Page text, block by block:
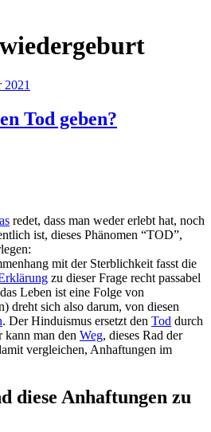
wiedergeburt
2021
Tod geben?
redet, dass man weder erlebt hat, noch
ist, dieses Phänomen “TOD”,
mit der Sterblichkeit fasst die
zu dieser Frage recht passabel
Leben ist eine Folge von
dreht sich also darum, von diesen
. Der Hinduismus ersetzt den Tod durch
kann man den Weg, dieses Rad der
vergleichen, Anhaftungen im
diese Anhaftungen zu